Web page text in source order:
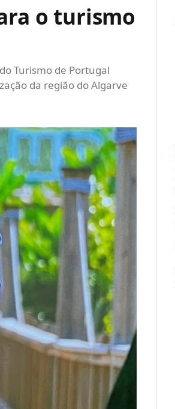
o turismo
Turismo de Portugal
da região do Algarve